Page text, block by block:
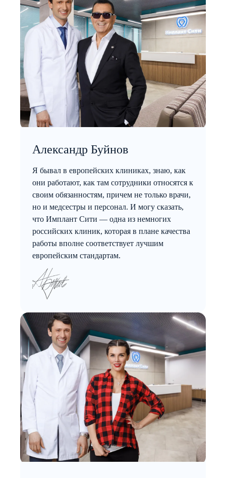
Александр Буйнов
Я бывал в европейских клиниках, знаю, как
они работают, как там сотрудники относятся к
своим обязанностям, причем не только врачи,
но и медсестры и персонал. И могу сказать,
что Имплант Сити — одна из немногих
российских клиник, которая в плане качества
работы вполне соответствует лучшим
европейским стандартам.